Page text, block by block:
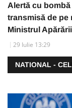
Alertă cu
transmisă de pe
Ministrul
29 Iulie 13:29
NATIONAL -